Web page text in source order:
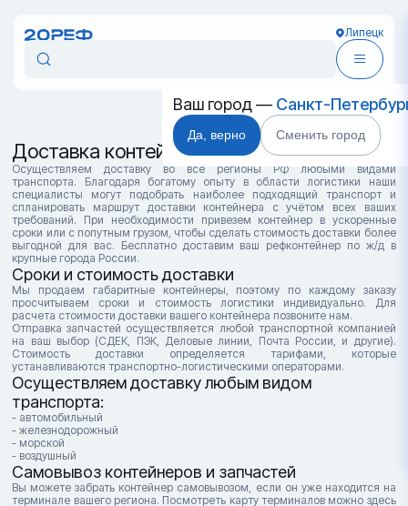
Липецк
Ваш город — Санкт-
Да, верно Сменить город
Доставка контейнеров в Липецке
Осуществляем доставку во все регионы РФ любыми видами
транспорта. Благодаря богатому опыту в области логистики наши
специалисты могут подобрать наиболее подходящий транспорт и
спланировать маршрут доставки контейнера с учётом всех ваших
требований. При необходимости привезем контейнер в ускоренные
сроки или с попутным грузом, чтобы сделать стоимость доставки более
выгодной для вас. Бесплатно доставим ваш рефконтейнер по ж/д в
крупные города России.
Сроки и стоимость доставки
Мы продаем габаритные контейнеры, поэтому по каждому заказу
просчитываем сроки и стоимость логистики индивидуально. Для
расчета стоимости доставки вашего контейнера позвоните нам.
Отправка запчастей осуществляется любой транспортной компанией
на ваш выбор (СДЕК, ПЭК, Деловые линии, Почта России, и другие).
Стоимость доставки определяется тарифами, которые
устанавливаются транспортно-логистическими операторами.
Осуществляем доставку любым видом
транспорта:
- автомобильный
- железнодорожный
- морской
- воздушный
Самовывоз контейнеров и запчастей
Вы можете забрать контейнер самовывозом, если он уже находится на
терминале вашего региона. Посмотреть карту терминалов можно здесь